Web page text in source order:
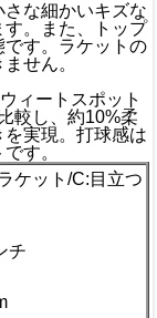
な細かいキズな
す。また、トップ
す。ラケットの
せん。
ィートスポット
較し、約10%柔
実現。打球感は
す。
ケット/C:目立つ
チ